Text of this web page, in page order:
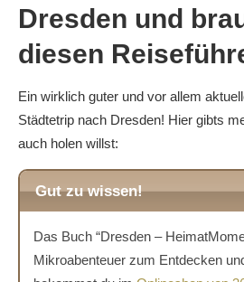
Dresden und
diesen
Ein wirklich guter und vor allem
Städtetrip nach Dresden! Hier gibts
auch holen willst:
Gut zu wissen!
Das Buch “Dresden –
Mikroabenteuer zum Entdecken